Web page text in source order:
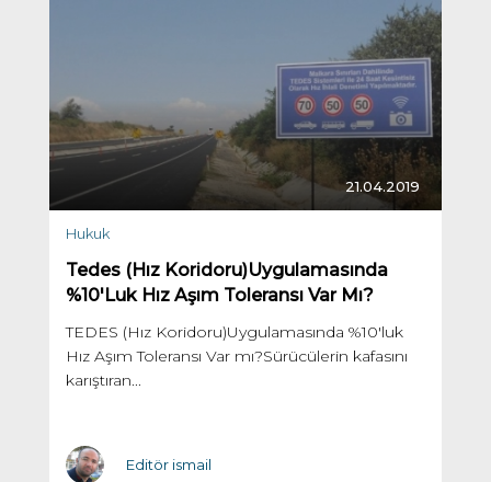
21.04.2019
Hukuk
Tedes (Hız Koridoru)Uygulamasında
%10'Luk Hız Aşım Toleransı Var Mı?
TEDES (Hız Koridoru)Uygulamasında %10'luk
Hız Aşım Toleransı Var mı?Sürücülerin kafasını
karıştıran...
Editör ismail